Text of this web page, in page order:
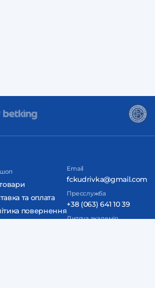
та оплата
повернення
Email
fckudrivka@gmail.com
Пресслужба
+38 (063) 641 10 39
Дитяча академія